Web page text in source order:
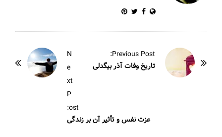
Previous Post:
تاریخ وفات آذر بیگدلی
N
e
xt
P
ost:
عزت نفس و تأثیر آن بر زندگی